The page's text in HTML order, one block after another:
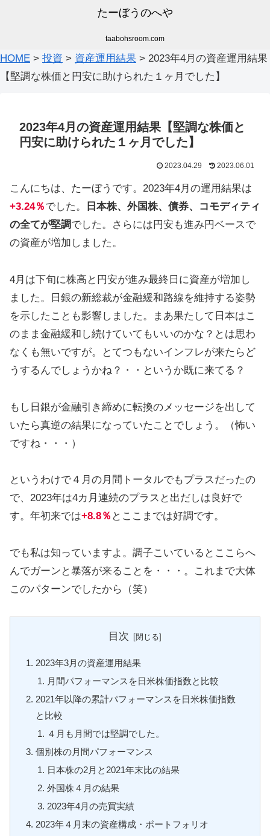
たーぼうのへや
taabohsroom.com
HOME > 投資 > 資産運用結果 > 2023年4月の資産運用結果
【堅調な株価と円安に助けられた１ヶ月でした】
2023年4月の資産運用結果【堅調な株価と
円安に助けられた１ヶ月でした】
2023.04.29 2023.06.01
こんにちは、たーぼうです。2023年4月の運用結果は
+3.24％でした。
日本株、外国株、債券、コモディティ
の全てが堅調でした。さらには円安も進み円ベースで
の資産が増加しました。
4月は下旬に株高と円安が進み最終日に資産が増加し
ました。日銀の新総裁が金融緩和路線を維持する姿勢
を示したことも影響しました。まあ果たして日本はこ
のまま金融緩和し続けていてもいいのかな？とは思わ
なくも無いですが。とてつもないインフレが来たらど
うするんでしょうかね？・・というか既に来てる？
もし日銀が金融引き締めに転換のメッセージを出して
いたら真逆の結果になっていたことでしょう。（怖い
ですね・・・）
というわけで４月の月間トータルでもプラスだったの
で、2023年は4カ月連続のプラスと出だしは良好で
す。年初来では+8.8％ とここまでは好調です。
でも私は知っていますよ。調子こいているとここらへ
んでガーンと暴落が来ることを・・・。これまで大体
このパターンでしたから（笑）
目次
2023年3月の資産運用結果
月間パフォーマンスを日米株価指数と比較
2021年以降の累計パフォーマンスを日米株価指数
と比較
４月も月間では堅調でした。
個別株の月間パフォーマンス
日本株の2月と2021年末比の結果
外国株４月の結果
2023年4月の売買実績
2023年４月末の資産構成・ポートフォリオ